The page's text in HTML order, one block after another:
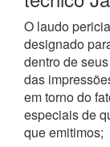
O laudo
designado
dentro de
das
em torno do
especiais de
que emitimos;